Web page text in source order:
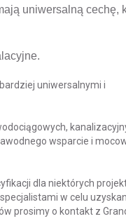
uniwersalną cechę,
uniwersalnymi i
wsparcie i
dla niektórych
w celu
prosimy o kontakt z